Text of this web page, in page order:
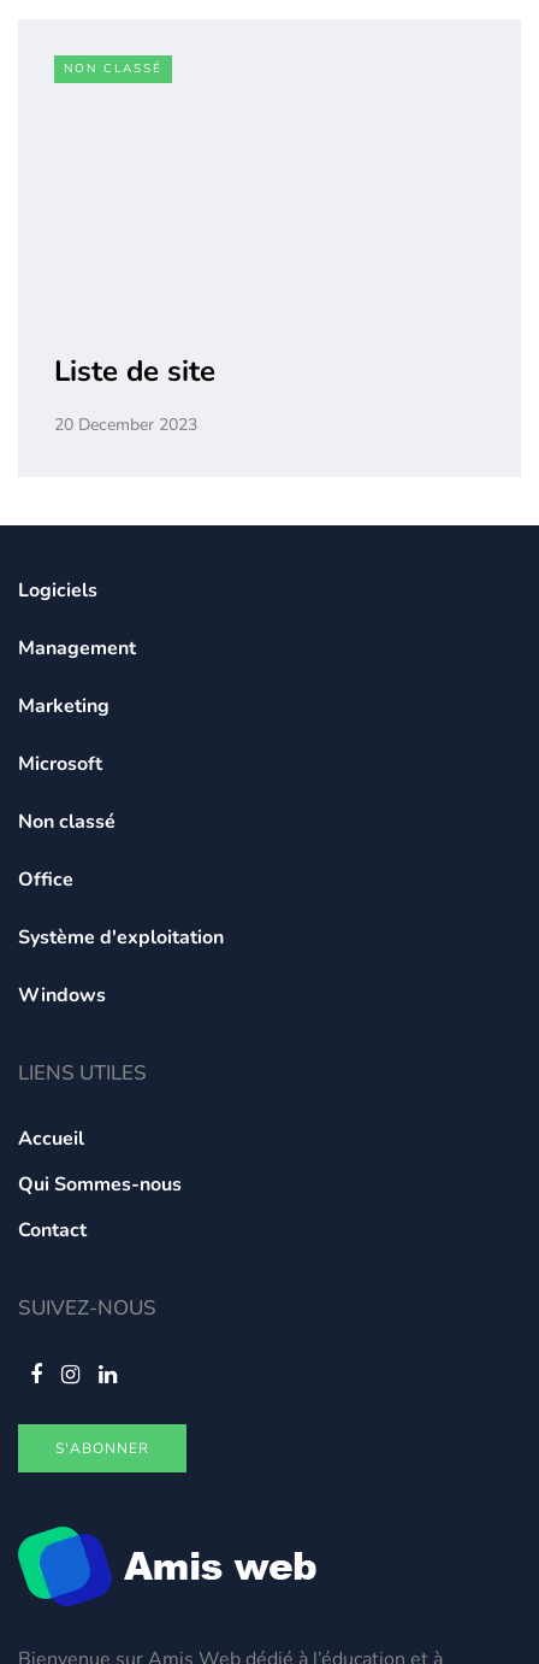
NON CLASSÉ
Liste de site
20 December 2023
Bienvenue sur Amis Web dédié à l’éducation et à
Logiciels
Management
Marketing
Microsoft
Non classé
Office
Système d'exploitation
Windows
LIENS UTILES
Accueil
Qui Sommes-nous
Contact
SUIVEZ-NOUS
S'ABONNER